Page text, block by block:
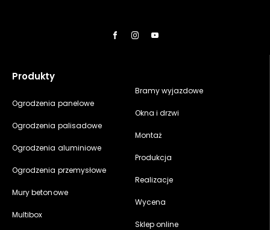
Produkty
Ogrodzenia panelowe
Ogrodzenia palisadowe
Ogrodzenia aluminiowe
Ogrodzenia przemysłowe
Mury betonowe
Multibox
Bramy wyjazdowe
Okna i drzwi
Montaż
Produkcja
Realizacje
Wycena
Sklep online